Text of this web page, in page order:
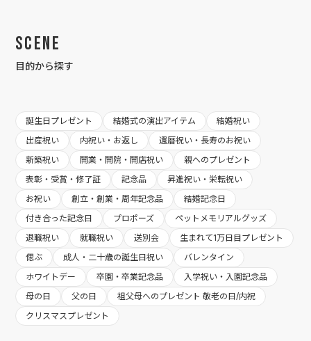
Scene
目的から探す
誕生日プレゼント 結婚式の演出アイテム
結婚祝い
出産祝い
内祝い・お返し
還暦祝い・長寿のお祝い
新築祝い
開業・開院・開店祝い
親へのプレゼント
表彰・受賞・修了証
記念品
昇進祝い・栄転祝い
お祝い
創立・創業・周年記念品
結婚記念日
付き合った記念日
プロポーズ
ペットメモリアルグッズ
退職祝い
就職祝い 送別会
生まれて1万日目プレゼント
偲ぶ
成人・二十歳の誕生日祝い
バレンタイン
ホワイトデー
卒園・卒業記念品
入学祝い・入園記念品
母の日
父の日
祖父母へのプレゼント 敬老の日/内祝
クリスマスプレゼント